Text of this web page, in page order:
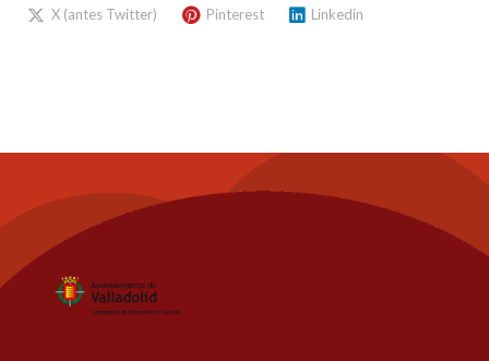
X (antes Twitter)
Pinterest Linkedin